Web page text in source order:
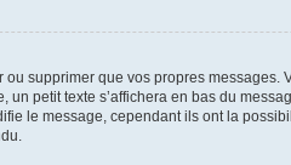
supprimer que vos propres
petit texte s’affichera en bas du
le message, cependant ils ont la